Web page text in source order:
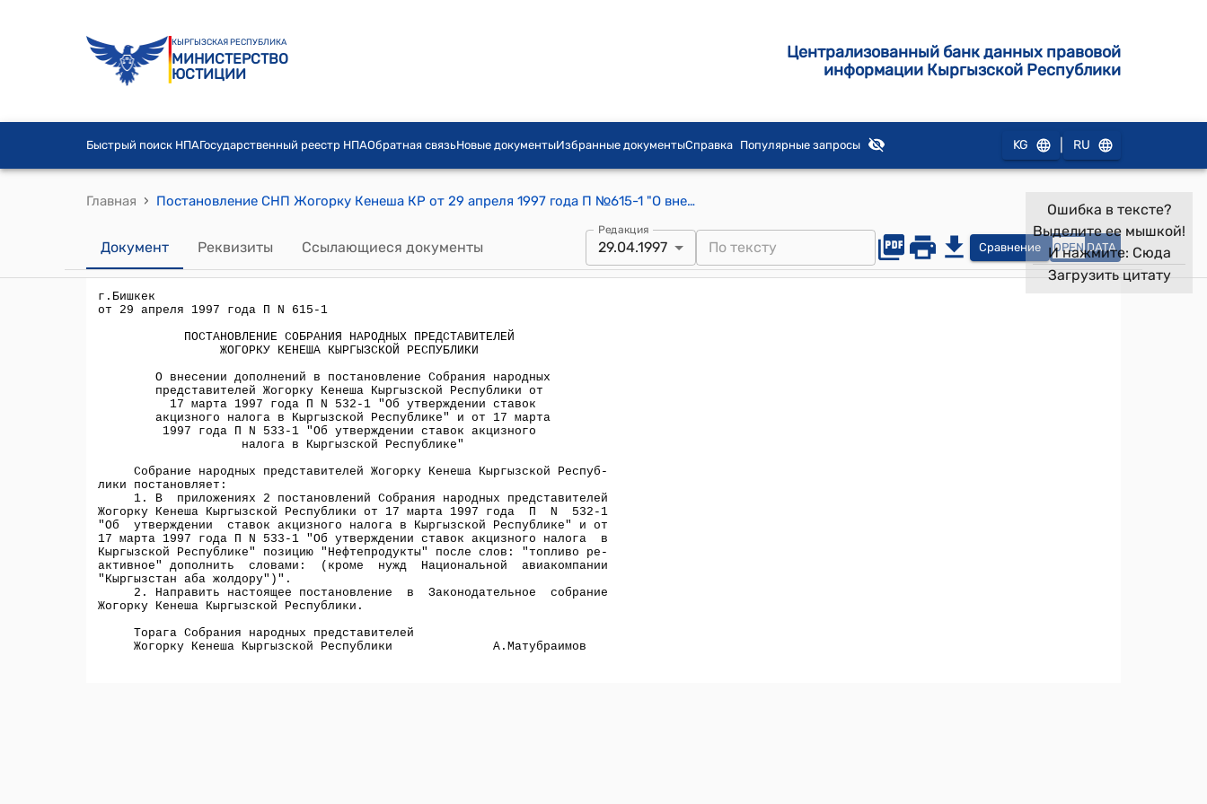
КЫРГЫЗСКАЯ РЕСПУБЛИКА
МИНИСТЕРСТВО
ЮСТИЦИИ
Централизованный банк данных правовой
информации Кыргызской Республики
Быстрый поиск НПАГосударственный реестр НПАОбратная связьНовые документыИзбранные документыСправка Популярные запросы KG RU
Главная › Постановление СНП Жогорку Кенеша КР от 29 апреля 1997 года П №615-1 "О внесении дополнений в постановление Собрания народных представителей Жогорку Кенеша Кыргызской Республики от 17 марта 1997 года П N 532-1 "Об утверждении ставок акцизного налога в Кыргызской Республике" и от 17 марта 1997 года П N 533-1 "Об утверждении ставок акцизного налога в Кыргызской Республике"
Документ Реквизиты Ссылающиеся документы
Редакция
29.04.1997 Сравнение OPEN DATA
Ошибка в тексте?
Выделите ее мышкой!
И нажмите: Сюда
Загрузить цитату